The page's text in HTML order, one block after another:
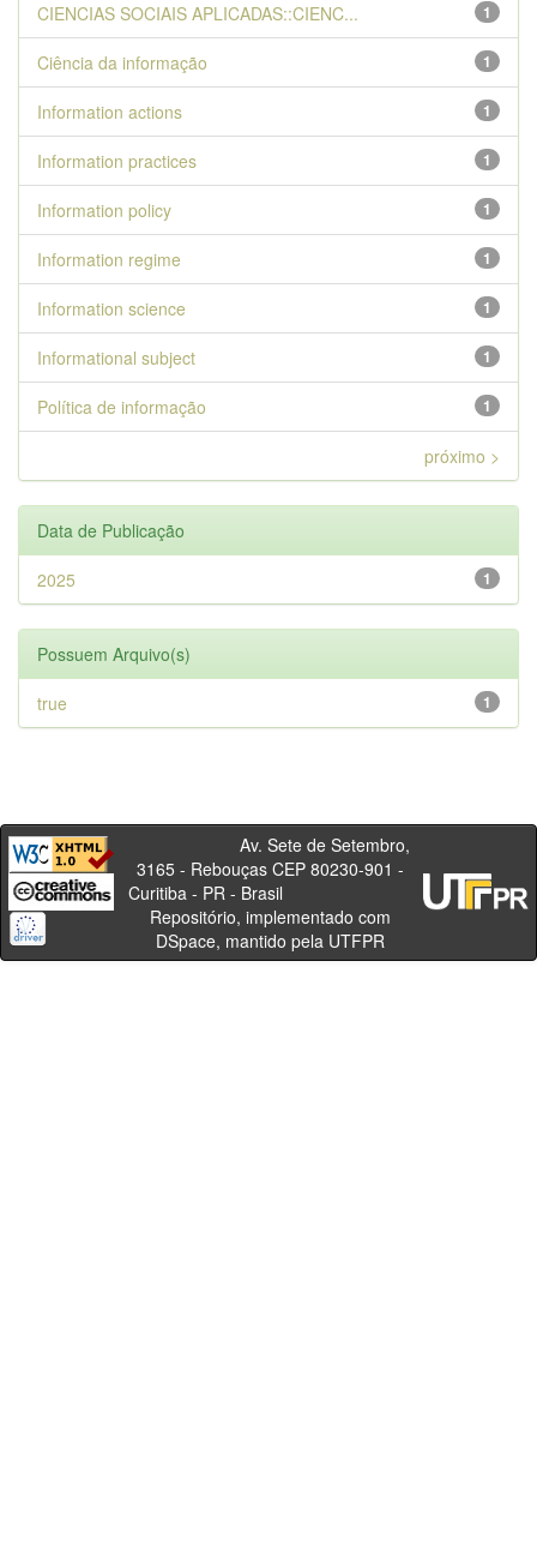
1
CIENCIAS SOCIAIS APLICADAS::CIENC...
1
Ciência da informação
1
Information actions
1
Information practices
1
Information policy
1
Information regime
1
Information science
1
Informational subject
1
Política de informação
próximo >
Data de Publicação
1
2025
Possuem Arquivo(s)
1
true
Av. Sete de Setembro,
3165 - Rebouças CEP 80230-901 -
Curitiba - PR - Brasil
Repositório, implementado com
DSpace, mantido pela UTFPR